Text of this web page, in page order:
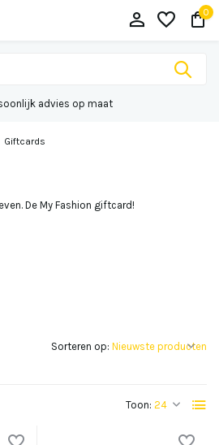
0
advies op maat
Giftcards
De My Fashion giftcard!
Toon:
Sorteren op: